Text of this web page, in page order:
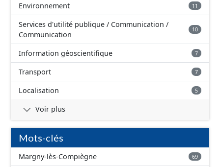
Environnement 11
Services d'utilité publique / Communication /
Communication
10
Information géoscientifique 7
Transport 7
Localisation 5
Voir plus
Mots-clés
Margny-lès-Compiègne 69